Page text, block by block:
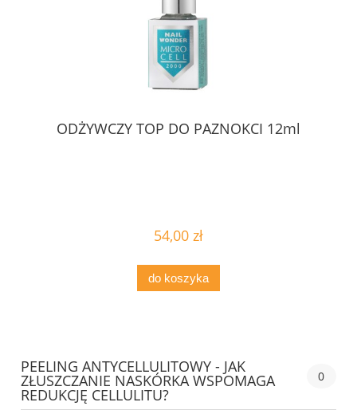
ODŻYWCZY TOP DO PAZNOKCI 12ml
54,00 zł
do koszyka
PEELING ANTYCELLULITOWY - JAK
ZŁUSZCZANIE NASKÓRKA WSPOMAGA
REDUKCJĘ CELLULITU?
0